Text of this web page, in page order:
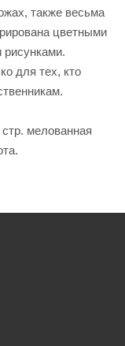
также весьма
цветными
для тех, кто
мелованная